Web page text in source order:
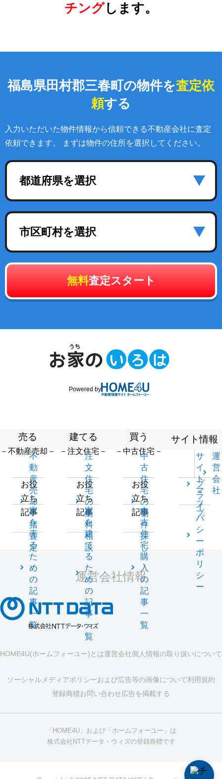
チングします。
福島県田村郡三春町の物件を査定依
頼する
入力いただいた物件情報から信頼できる不動産会社に査定
依頼できます。 まずは物件の住所を選択してください。
都道府県を選択
市区町村を選択
無料査定スタート
Powered by
売る
－不動産売却－
不
動
産
売
却
一
括
査
定
お役
立ち
記事
家
を
売
る
た
め
の
記
事
一
覧
建てる
－注文住宅－
注
文
住
宅
の
無
料
相
談
お役
立ち
記事
家
を
建
て
る
た
め
の
記
事
一
覧
買う
－中古住宅－
中
古
住
宅
の
物
件
探
し
お役
立ち
記事
中
古
住
宅
購
入
の
記
事
一
覧
サイト情報
サ
イ
ト
マ
ッ
プ
運
営
会
社
プ
ラ
イ
バ
シ
ー
ポ
リ
シ
ー
運営会社情報
HOME4U(ホームフォーユー)とは運営会社個人情報の取り扱いについて
ソーシャルメディアポリシーおよび広告等の画像について利用規約
登録商標お問い合わせ広告を掲載する
「HOME4U」および「ホームフォーユー」は
株式会社NTTデータ・ウィズの登録商標です